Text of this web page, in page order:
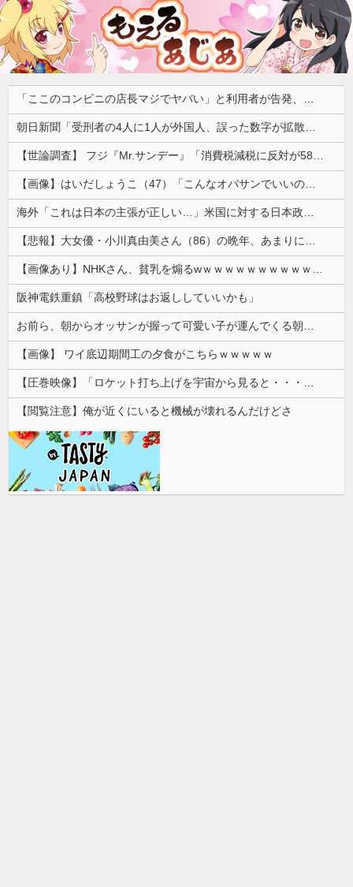
「ここのコンビニの店長マジでヤバい」と利用者が告発、袋一杯の家庭ゴミをゴミ箱に捨てようとしただけで……
朝日新聞「受刑者の4人に1人が外国人、誤った数字が拡散し外国人排斥に 実際は約14人に1人」 grok「外国人受刑者の割合（約6.9％、約14人に1人）は、人口に占める外国人の割合より高いです」
【世論調査】 フジ『Mr.サンデー』「消費税減税に反対が58％で賛成を上回る！」 → ｗｗｗｗｗｗｗｗｗｗｗｗｗｗｗｗ
【画像】はいだしょうこ（47）「こんなオバサンでいいの…？」
海外「これは日本の主張が正しい…」米国に対する日本政府の懸念表明に海外ネチズンが大騒ぎ！【海外の反応】
【悲報】大女優・小川真由美さん（86）の晩年、あまりにも闇が深すぎる・・・・
【画像あり】NHKさん、貧乳を煽るwｗｗｗｗｗｗｗｗｗｗｗｗｗｗｗ
阪神電鉄重鎮「高校野球はお返ししていいかも」
お前ら、朝からオッサンが握って可愛い子が運んでくる朝定食（2200円）頼める？
【画像】 ワイ底辺期間工の夕食がこちらｗｗｗｗｗ
【圧巻映像】「ロケット打ち上げを宇宙から見ると・・・」の動画が衝撃的
【閲覧注意】俺が近くにいると機械が壊れるんだけどさ